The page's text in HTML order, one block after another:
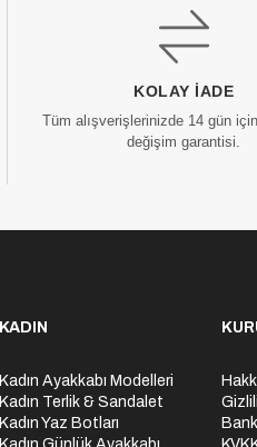
KOLAY İADE
Tüm alışverişlerinizde 14 gün
değişim garantisi.
KADIN
Kadın Ayakkabı Modelleri
Kadın Terlik & Sandalet
Kadın Yaz Botları